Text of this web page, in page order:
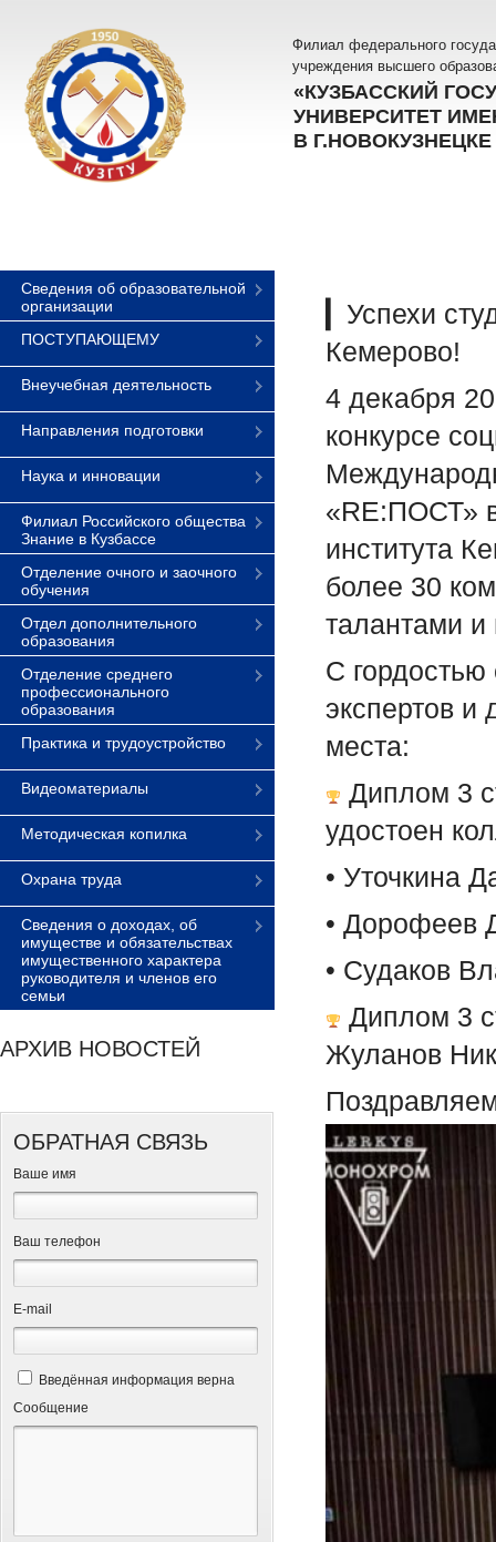
Филиал федерального
учреждения высшего
«КУЗБАССКИЙ
УНИВЕРСИТЕТ
В Г.НОВОКУЗНЕЦКЕ
Сведения об образовательной
организации
ПОСТУПАЮЩЕМУ
Внеучебная деятельность
Направления подготовки
Наука и инновации
Филиал Российского общества
Знание в Кузбассе
Отделение очного и заочного
обучения
Отдел дополнительного
образования
Отделение среднего
профессионального
образования
Практика и трудоустройство
Видеоматериалы
Методическая копилка
Охрана труда
Сведения о доходах, об
имуществе и обязательствах
имущественного характера
руководителя и членов его
семьи
АРХИВ НОВОСТЕЙ
ОБРАТНАЯ СВЯЗЬ
Ваше имя
Ваш телефон
Е-mail
Введённая информация верна
Сообщение
▎Успехи
Кемерово!
4 декабря
конкурсе
«RE:ПОСТ»
института
более 30
талантами
С
экспертов и
места:
Диплом 3
удостоен
• Уточкина
• Дорофеев
• Судаков
Диплом 3
Жуланов